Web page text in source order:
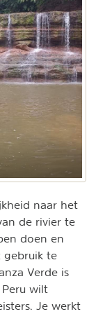
naar het
de rivier te
doen en
gebruik te
Verde is
wilt
Je werkt